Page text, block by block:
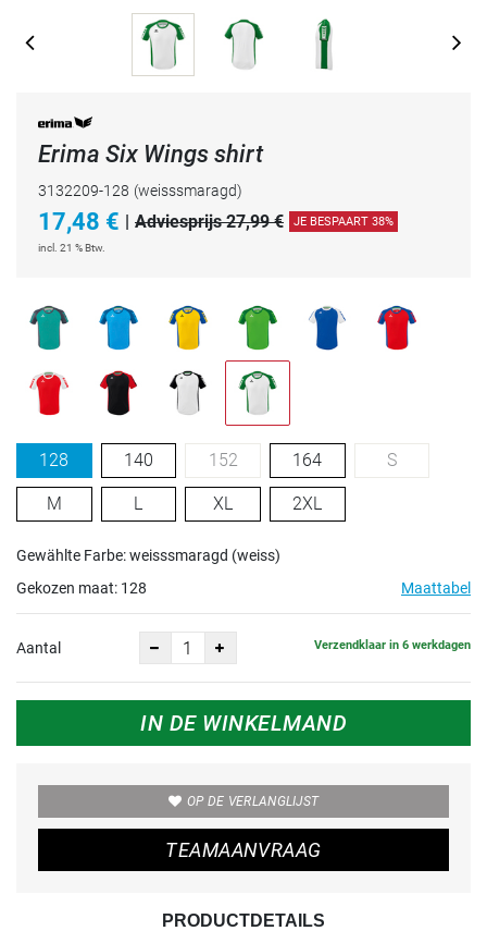
Erima Six Wings shirt
3132209-128 (weisssmaragd)
17,48 € | Adviesprijs 27,99 € JE BESPAART 38%
incl. 21 % Btw.
128 140 152 164 S
M L XL 2XL
Gewählte Farbe: weisssmaragd (weiss)
Gekozen maat: 128 Maattabel
Aantal Verzendklaar in 6 werkdagen
IN DE WINKELMAND
OP DE VERLANGLIJST
TEAMAANVRAAG
PRODUCTDETAILS